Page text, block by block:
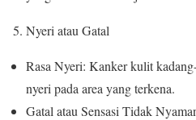
5. Nyeri atau Gatal
Rasa Nyeri: Kanker kulit
nyeri pada area yang terkena.
Gatal atau Sensasi Tidak